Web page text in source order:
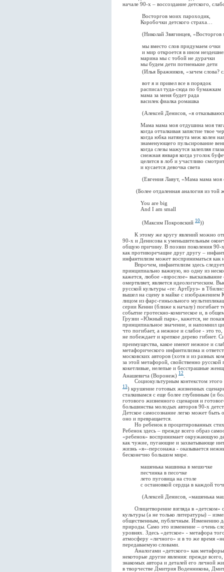
начале 90-х – воссоздание детского,
Восторгов моих пароходик,
Коробочки детского страха…
(Николай Звягинцев, «Восторгов
мы вместо слов придумаем очки
и мир откроется в ином
марина мы с тобой не дурачки
мы будем дети потненькие дети
(Илья Бражников, «зачем слова?
вот я и привел все в порядок
расписал туда-сюда по бумажкам
мама за меня будет рада
василек фиалка ромашка
(Алексей Денисов, «я отказываюсь
Мама мама моя отдушина моя
когда отталкивая запястие твое
когда юбка натянута меж колен
знаменующего пульсирование вены
когда слезы мажутся залепляя глаза
снежная января когда уголок
целится в лоб и участливо смотрит
и кусается девочка света
(Евгения Лавут, «Мама мама моя
(Более отдаленная аналогия из той
You are big
And I am small
(Максим Покровский 10))
К этому же кругу явлений можно
90-х и Денисова к уменьшительным
общую причину. В поэзии поколения 90-
как противоречащие друг другу –
инфантилизм может восприниматься как
Впрочем, инфантилизм здесь следует
принципиально важную, но одну из
кажется, любое «взрослое»
омертвляет, является идеологическим.
русской культуры «re: АртГруз» в
вышел на сцену в майке с изображением
лицом из фарс-гиньольного
серии Кенни (ближе к началу) погибает
событие гротескно-комическое и, в
Грузии «Южный парк», кажется, не
принципиальное значение, и напомнил
что погибает, а нежное и слабое - это
не побеждает и крепкое дерево гибнет.
преимущества, какое имеют нежное и
метафорического инфантилизма и
московских авторов (хотя и из разных
за этой метафорой, свойственно
кокетливые, нелепые и бесстрашные
Анашевича (Воронеж) 12
Социокультурным контекстом этого
13) крушение готовых жизненных
сталкивамся с еще более глубинным (и
готового жизненного сценария и
большинства молодых авторов 90-х
Детское самосознание легко может
оно и превращается.
Но ребенок в процитированных
Ребенок здесь – прежде всего образ
«ребенок» воспринимает окружающую
как чужие, пугающие и захватывающе
жизнь «я»-персонажа - оказывается
бесконечно большом мире.
машенька машинка в мешочке
песчинка в песочке
лето пуговица на столе
с остановкой сердца в каждой
(Алексей Денисов, «машенька
Олицетворение взгляда в «детском»
культуры (а не только литературы) –
общественным, публичным. Изменению
природы. Само это изменение – очень
уровнях. Здесь «детское» - метафора
атмосферу «личного» и в то же время
передаваемую словами.
Аналогами «детского» как метафоры
некоторые другие явления: прежде
знакомых автора и деталей его личной
в творчестве Дмитрия Воденникова,